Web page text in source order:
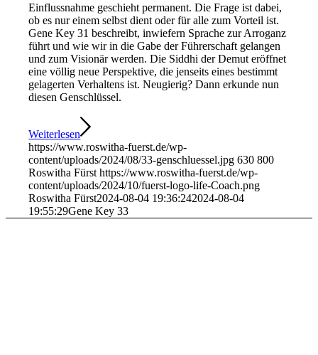
Einflussnahme geschieht permanent. Die Frage ist dabei,
ob es nur einem selbst dient oder für alle zum Vorteil ist.
Gene Key 31 beschreibt, inwiefern Sprache zur Arroganz
führt und wie wir in die Gabe der Führerschaft gelangen
und zum Visionär werden. Die Siddhi der Demut eröffnet
eine völlig neue Perspektive, die jenseits eines bestimmt
gelagerten Verhaltens ist. Neugierig? Dann erkunde nun
diesen Genschlüssel.
Weiterlesen
https://www.roswitha-fuerst.de/wp-
content/uploads/2024/08/33-genschluessel.jpg 630 800
Roswitha Fürst https://www.roswitha-fuerst.de/wp-
content/uploads/2024/10/fuerst-logo-life-Coach.png
Roswitha Fürst2024-08-04 19:36:242024-08-04
19:55:29Gene Key 33